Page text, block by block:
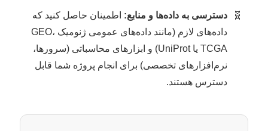
دسترسی به داده‌ها و منابع: اطمینان حاصل کنید که
داده‌های لازم (مانند داده‌های عمومی ژنومیک GEO،
TCGA یا UniProt) و ابزارهای محاسباتی (سرورها،
نرم‌افزارهای تخصصی) برای انجام پروژه شما قابل
دسترس هستند.